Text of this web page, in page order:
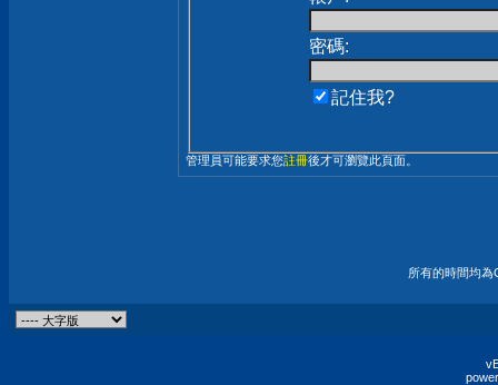
密碼:
記住我?
管理員可能要求您註冊後才可瀏覽此頁面。
所有的時間均為